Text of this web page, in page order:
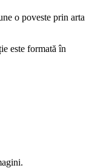
o poveste prin arta
este formată în